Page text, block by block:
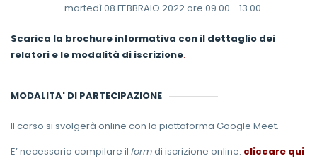
martedì 08 FEBBRAIO 2022 ore 09.00 - 13.00
Scarica la brochure informativa con il dettaglio dei
relatori e le modalità di iscrizione.
MODALITA' DI PARTECIPAZIONE
Il corso si svolgerà online con la piattaforma Google Meet.
E’ necessario compilare il formdi iscrizione online: cliccare qui